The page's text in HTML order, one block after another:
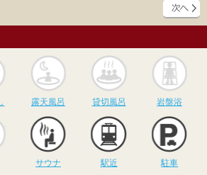
かけ流し 露天風呂
露天風呂
貸切風呂
貸切風呂 岩盤浴
サウナ
サウナ 駅近 駐車